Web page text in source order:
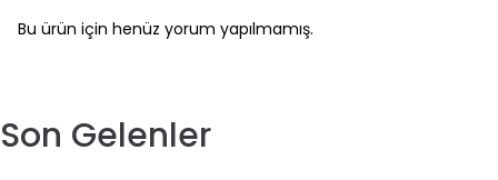
Bu ürün için henüz yorum yapılmamış.
Son Gelenler